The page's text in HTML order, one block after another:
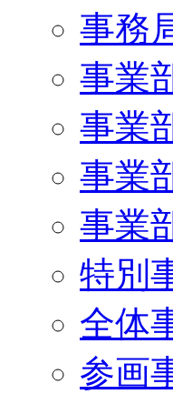
事務
事業
事業
事業
事業
特別
全体
参画